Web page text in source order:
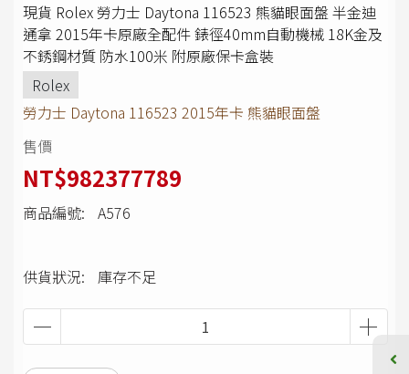
現貨 Rolex 勞力士 Daytona 116523 熊貓眼面盤 半金迪
通拿 2015年卡原廠全配件 錶徑40mm自動機械 18K金及
不銹鋼材質 防水100米 附原廠保卡盒裝
Rolex
勞力士 Daytona 116523 2015年卡 熊貓眼面盤
售價
NT$982377789
商品編號: A576
供貨狀況: 庫存不足